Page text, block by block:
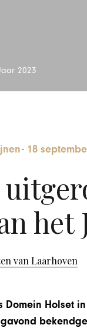
2023
- 18
het
van Laarhoven
Holset